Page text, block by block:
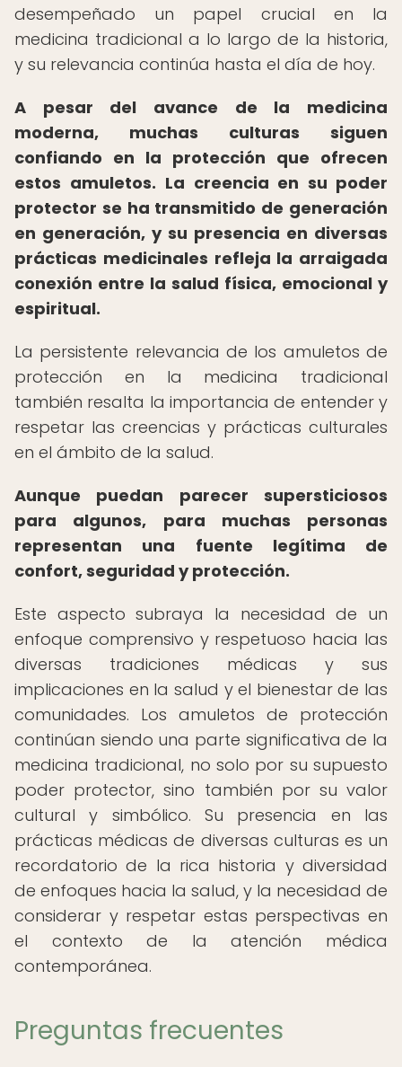
desempeñado un papel crucial en la
medicina tradicional a lo largo de la historia,
y su relevancia continúa hasta el día de hoy.
A pesar del avance de la medicina
moderna, muchas culturas siguen
confiando en la protección que ofrecen
estos amuletos. La creencia en su poder
protector se ha transmitido de generación
en generación, y su presencia en diversas
prácticas medicinales refleja la arraigada
conexión entre la salud física, emocional y
espiritual.
La persistente relevancia de los amuletos de
protección en la medicina tradicional
también resalta la importancia de entender y
respetar las creencias y prácticas culturales
en el ámbito de la salud.
Aunque puedan parecer supersticiosos
para algunos, para muchas personas
representan una fuente legítima de
confort, seguridad y protección.
Este aspecto subraya la necesidad de un
enfoque comprensivo y respetuoso hacia las
diversas tradiciones médicas y sus
implicaciones en la salud y el bienestar de las
comunidades. Los amuletos de protección
continúan siendo una parte significativa de la
medicina tradicional, no solo por su supuesto
poder protector, sino también por su valor
cultural y simbólico. Su presencia en las
prácticas médicas de diversas culturas es un
recordatorio de la rica historia y diversidad
de enfoques hacia la salud, y la necesidad de
considerar y respetar estas perspectivas en
el contexto de la atención médica
contemporánea.
Preguntas frecuentes